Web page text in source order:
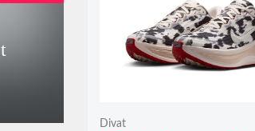
második hétvégéjén
Divat